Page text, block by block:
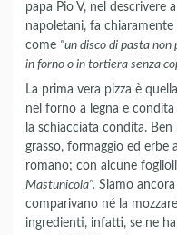
papa Pio V, nel descrivere
napoletani, fa
come "un disco di pasta
in forno o in tortiera senza
La prima vera pizza è
nel forno a legna e
la schiacciata condita.
grasso, formaggio ed erbe
romano; con alcune
Mastunicola". Siamo
comparivano né la
ingredienti, infatti, se ne